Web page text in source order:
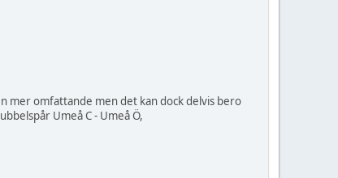
mer omfattande men det kan dock delvis bero
Umeå C - Umeå Ö,